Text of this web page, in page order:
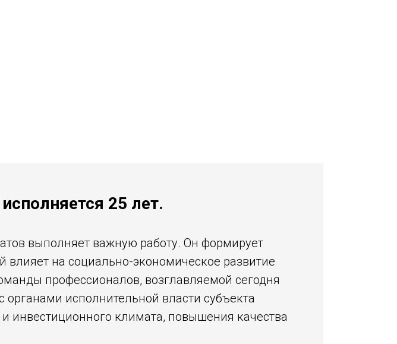
25 лет.
выполняет важную работу. Он формирует
на социально-экономическое развитие
профессионалов, возглавляемой сегодня
исполнительной власти субъекта
инвестиционного климата, повышения качества